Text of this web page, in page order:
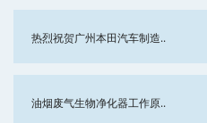
热烈祝贺广州本田汽车制造..
油烟废气生物净化器工作原..